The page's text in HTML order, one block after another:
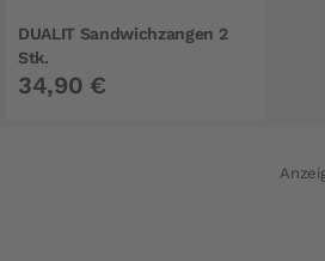
DUALIT Sandwichzangen 2
Stk.
34,90 €